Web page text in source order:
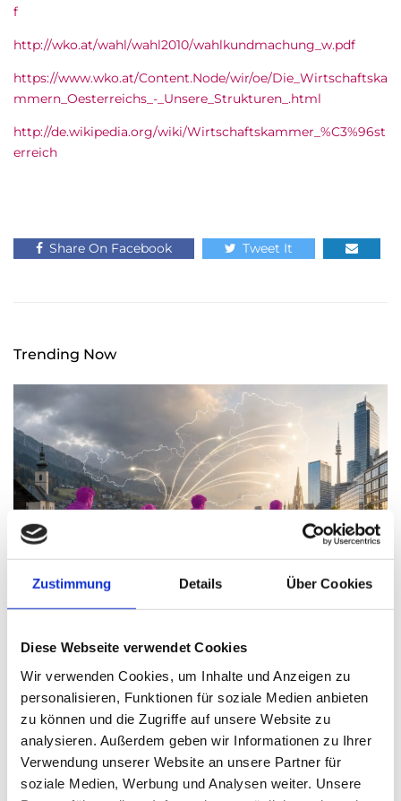
Zustimmung Details Über Cookies
Diese Webseite verwendet Cookies
Wir verwenden Cookies, um Inhalte und Anzeigen zu
personalisieren, Funktionen für soziale Medien anbieten
zu können und die Zugriffe auf unsere Website zu
analysieren. Außerdem geben wir Informationen zu Ihrer
Verwendung unserer Website an unsere Partner für
soziale Medien, Werbung und Analysen weiter. Unsere
f
http://wko.at/wahl/wahl2010/wahlkundmachung_w.pdf
https://www.wko.at/Content.Node/wir/oe/Die_Wirtschaftska
mmern_Oesterreichs_-_Unsere_Strukturen_.html
http://de.wikipedia.org/wiki/Wirtschaftskammer_%C3%96st
erreich
Share On Facebook Tweet It
Trending Now
Wenn die Jungen gehen trifft das die Wirtschaft